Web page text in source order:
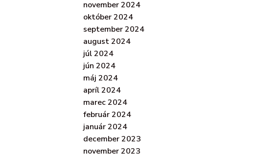
november 2024
október 2024
september 2024
august 2024
júl 2024
jún 2024
máj 2024
apríl 2024
marec 2024
február 2024
január 2024
december 2023
november 2023